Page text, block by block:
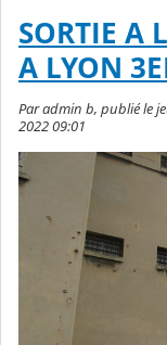
SORTIE A
A LYON
Par admin b, publié le
2022 09:01